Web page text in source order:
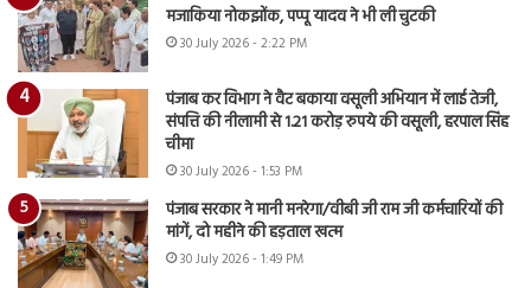
मजाकिया नोकझोंक, पप्पू यादव ने भी ली चुटकी
30 July 2026 - 2:22 PM
पंजाब कर विभाग ने वैट बकाया वसूली अभियान में लाई तेजी,
संपत्ति की नीलामी से 1.21 करोड़ रुपये की वसूली, हरपाल सिंह
चीमा
30 July 2026 - 1:53 PM
पंजाब सरकार ने मानी मनरेगा/वीबी जी राम जी कर्मचारियों की
मांगें, दो महीने की हड़ताल खत्म
30 July 2026 - 1:49 PM